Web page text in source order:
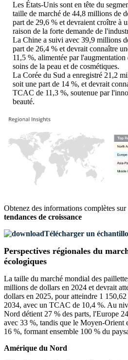
Les États-Unis sont en tête du
taille de marché de 44,8 millions de
part de 29,6 % et devraient croître à
raison de la forte demande de
La Chine a suivi avec 39,9 millions
part de 26,4 % et devrait connaître
11,5 %, alimentée par
soins de la peau et de cosmétiques.
La Corée du Sud a enregistré 21,2
soit une part de 14 %, et devrait
TCAC de 11,3 %, soutenue par
beauté.
Obtenez des informations complètes sur
tendances de croissance
Télécharger un
Perspectives régionales du
écologiques
La taille du marché mondial des
millions de dollars en 2024 et devrait
dollars en 2025, pour atteindre 1
2034, avec un TCAC de 10,4 %. Au
Nord détient 27 % des parts, l'Europe
avec 33 %, tandis que le Moyen-Orient
16 %, formant ensemble 100 % du
Amérique du Nord